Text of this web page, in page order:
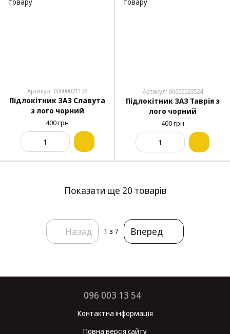
Артикул: 00000021126
Підлокітник ЗАЗ Славута
з лого чорний
400 грн
Артикул: 00000023524
Підлокітник ЗАЗ Таврія з
лого чорний
400 грн
Показати ще 20 товарів
Назад 1 з 7 Вперед
096 003 13 54
Контактна інформація
Повна версія сайту